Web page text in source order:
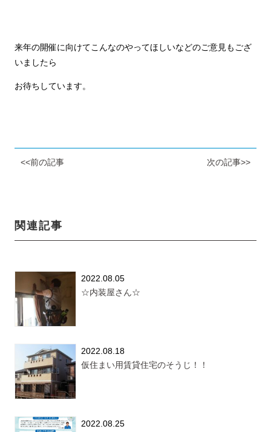
来年の開催に向けてこんなのやってほしいなどのご意見もござ
いましたら
お待ちしています。
<<前の記事 次の記事>>
関連記事
2022.08.05
☆内装屋さん☆
2022.08.18
仮住まい用賃貸住宅のそうじ！！
2022.08.25